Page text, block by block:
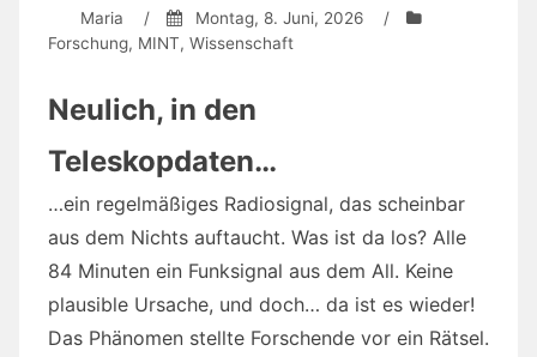
Maria / Montag, 8. Juni, 2026
/
Forschung, MINT, Wissenschaft
Neulich, in den
Teleskopdaten…
…ein regelmäßiges Radiosignal, das scheinbar
aus dem Nichts auftaucht. Was ist da los? Alle
84 Minuten ein Funksignal aus dem All. Keine
plausible Ursache, und doch… da ist es wieder!
Das Phänomen stellte Forschende vor ein Rätsel.